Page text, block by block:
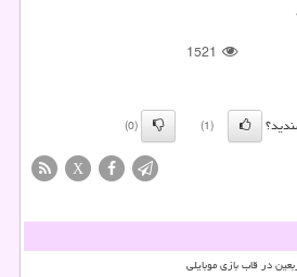
1521
(1)
(0)
X
در قاب بازی موبایلی